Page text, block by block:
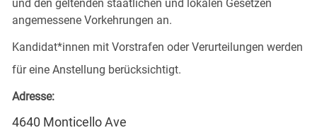
und den geltenden staatlichen und lokalen Gesetzen
angemessene Vorkehrungen an.
Kandidat*innen mit Vorstrafen oder Verurteilungen werden
für eine Anstellung berücksichtigt.
Adresse:
4640 Monticello Ave